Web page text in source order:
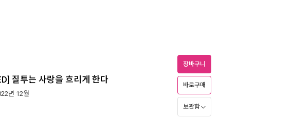
질투는 사랑을 흐리게 한다
년 12월
장바구니
바로구매
보관함